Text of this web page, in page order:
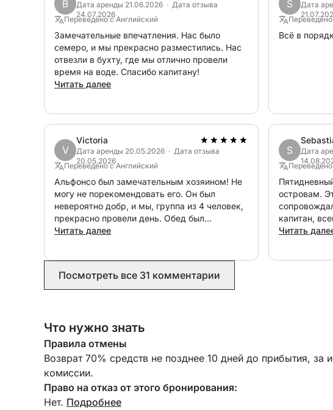
сноркелинга. Он оборудован стереосистемой с Bluetooth
К стоимости аренды добавляется стоимость топлива,
от пункта назначения, от 30 евро за ближайшую
Монделло (45-минутная поездка), до максимум 50 евро
Изола-делле-Феммине (примерно 1 час 45 минут поездки).
персонализированное предложение, которое полностью
B
Дата аренды 21.06.2026 · Дата отзыва
24.07.2026
Переведено с Английский
Замечательные впечатления. Нас было
семеро, и мы прекрасно разместились. Нас
отвезли в бухту, где мы отлично провели
время на воде. Спасибо капитану!
Читать далее
S
Дата
Всё в
V
Victoria
Дата аренды 20.05.2026 · Дата отзыва
20.05.2026
Переведено с Английский
Альфонсо был замечательным хозяином! Не
могу не порекомендовать его. Он был
невероятно добр, и мы, группа из 4 человек,
прекрасно провели день. Обед был
восхитительным!
Читать далее
S
Дата
островам.
капитан,
планы
Читать
Посмотреть все 31 комментарии
Что нужно знать
Правила отмены
Возврат 70% средств не позднее 10 дней до прибытия, за
комиссии.
Право на отказ от этого бронирования:
Нет. Подробнее